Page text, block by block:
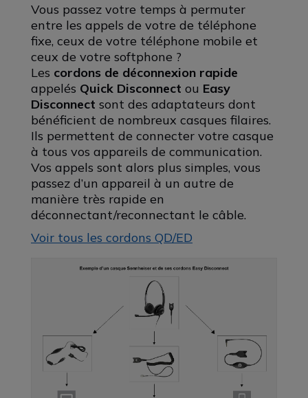
Vous passez votre temps à permuter
entre les appels de votre de téléphone
fixe, ceux de votre téléphone mobile et
ceux de votre softphone ?
Les cordons de déconnexion rapide
appelés Quick Disconnect ou Easy
Disconnect sont des adaptateurs dont
bénéficient de nombreux casques filaires.
Ils permettent de connecter votre casque
à tous vos appareils de communication.
Vos appels sont alors plus simples, vous
passez d’un appareil à un autre de
manière très rapide en
déconnectant/reconnectant le câble.
Voir tous les cordons QD/ED